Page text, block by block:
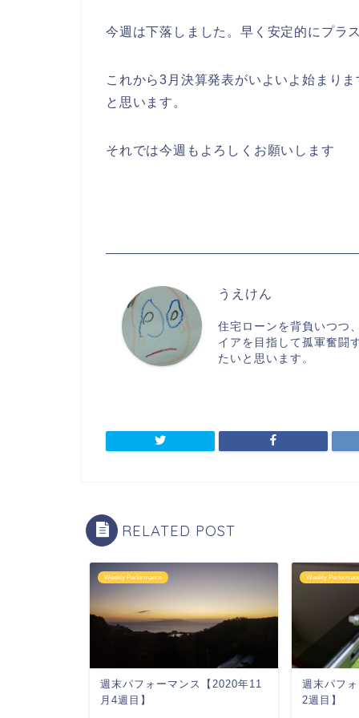
今週は下落しました。早く安定的にプラ
これから3月決算発表がいよいよ始まり
と思います。
それでは今週もよろしくお願いします
うえけん
住宅ローンを背負いつつ
イアを目指して孤軍奮闘
たいと思います。
RELATED POST
Weekly Performance
週末パフォーマンス【2020年11
月4週目】
Weekly
週末パフ
2週目】